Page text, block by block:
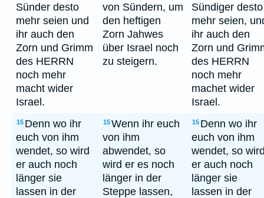
Sünder desto
mehr seien und
ihr auch den
Zorn und Grimm
des HERRN
noch mehr
macht wider
Israel.
von Sündern, um
den heftigen
Zorn Jahwes
über Israel noch
zu steigern.
Sündiger desto
mehr seien,
ihr auch den
Zorn und
des HERRN
noch mehr
machet wider
Israel.
15 Denn wo ihr
euch von ihm
wendet, so wird
er auch noch
länger sie
lassen in der
15Wenn ihr euch
von ihm
abwendet, so
wird er es noch
länger in der
Steppe lassen,
15 Denn wo ihr
euch von ihm
wendet, so
er auch noch
länger sie
lassen in der